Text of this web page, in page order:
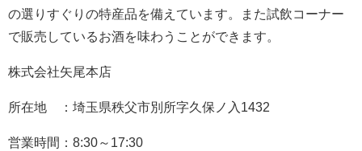
の選りすぐりの特産品を備えています。また試飲コーナー
で販売しているお酒を味わうことができます。
株式会社矢尾本店
所在地 ：埼玉県秩父市別所字久保ノ入1432
営業時間：8:30～17:30